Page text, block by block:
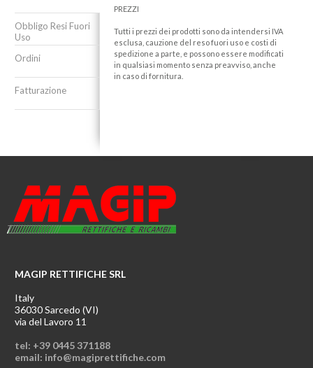
Obbligo Resi Fuori
Uso
Ordini
Fatturazione
PREZZI
Tutti i prezzi dei prodotti sono da intendersi IVA
esclusa, cauzione del reso fuori uso e costi di
spedizione a parte, e possono essere modificati
in qualsiasi momento senza preavviso, anche
in caso di fornitura.
MAGIP RETTIFICHE SRL
Italy
36030 Sarcedo (VI)
via del Lavoro 11
tel: +39 0445 371188
email: info@magiprettifiche.com